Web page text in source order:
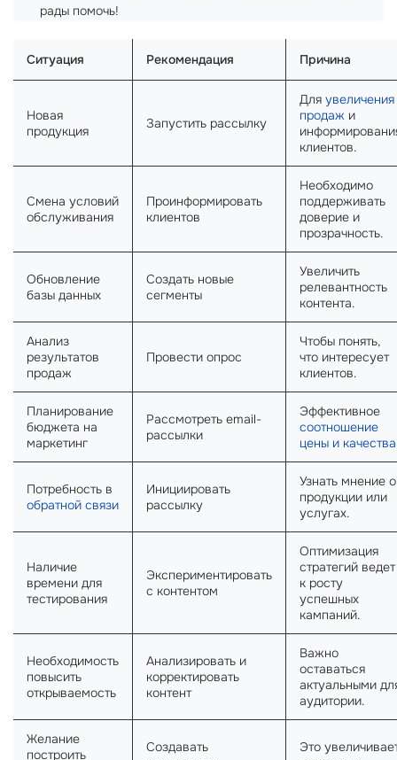
рады помочь!
Ситуация Рекомендация Причина
Новая
продукция
Запустить рассылку
Для увеличения
продаж и
клиентов.
Смена условий
обслуживания
Проинформировать
клиентов
Необходимо
поддерживать
доверие и
прозрачность.
Обновление
базы данных
Создать новые
сегменты
Увеличить
релевантность
контента.
Анализ
результатов
продаж
Провести опрос
Чтобы понять,
что интересует
клиентов.
Планирование
бюджета на
маркетинг
Рассмотреть email-
рассылки
Эффективное
соотношение
цены и качества
Потребность в
обратной связи
Инициировать
рассылку
Узнать мнение о
продукции или
услугах.
Наличие
времени для
тестирования
Экспериментировать
с контентом
Оптимизация
стратегий ведет
к росту
успешных
кампаний.
Необходимость
повысить
открываемость
Анализировать и
корректировать
контент
Важно
оставаться
актуальными
аудитории.
Желание
построить
Создавать
Это